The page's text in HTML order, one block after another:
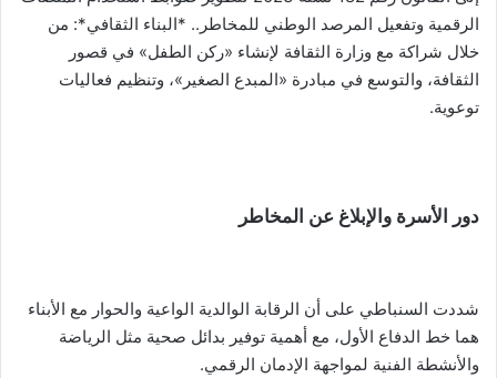
الرقمية وتفعيل المرصد الوطني للمخاطر.. *البناء الثقافي*: من
خلال شراكة مع وزارة الثقافة لإنشاء «ركن الطفل» في قصور
الثقافة، والتوسع في مبادرة «المبدع الصغير»، وتنظيم فعاليات
توعوية.
دور الأسرة والإبلاغ عن المخاطر
شددت السنباطي على أن الرقابة الوالدية الواعية والحوار مع الأبناء
هما خط الدفاع الأول، مع أهمية توفير بدائل صحية مثل الرياضة
والأنشطة الفنية لمواجهة الإدمان الرقمي.